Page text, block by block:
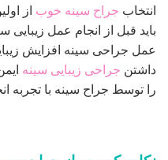
نکات که پس از جراحی
– پس از جراحی از مایعات
مایعات از مبتلا شدن به یبوست